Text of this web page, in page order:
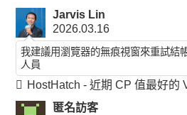
Jarvis Lin
2026.03.16
我建議用瀏覽器的無痕視窗來重試結
人員
HostHatch - 近期 CP 值最好的
匿名訪客